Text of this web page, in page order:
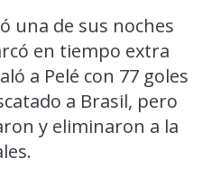
una de sus noches
en tiempo extra
a Pelé con 77 goles
a Brasil, pero
y eliminaron a la